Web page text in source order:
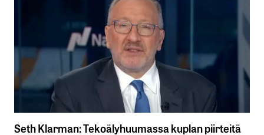
Seth Klarman: Tekoälyhuumassa kuplan piirteitä